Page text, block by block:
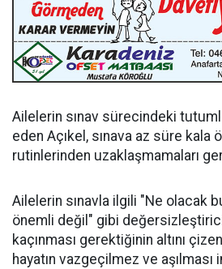
Ailelerin sınav sürecindeki
eden Açıkel, sınava az süre kala
rutinlerinden uzaklaşmamaları
Ailelerin sınavla ilgili "Ne olacak
önemli değil" gibi
kaçınması gerektiğinin altını
hayatın vazgeçilmez ve aşılması